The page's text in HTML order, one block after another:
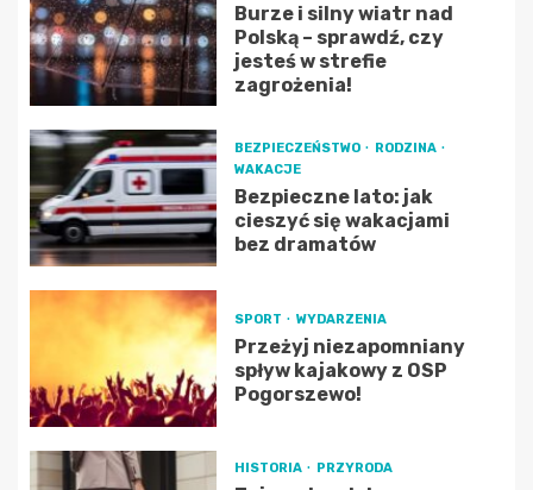
Burze i silny wiatr nad
Polską – sprawdź, czy
jesteś w strefie
zagrożenia!
BEZPIECZEŃSTWO
RODZINA
WAKACJE
Bezpieczne lato: jak
cieszyć się wakacjami
bez dramatów
SPORT WYDARZENIA
Przeżyj niezapomniany
spływ kajakowy z OSP
Pogorszewo!
HISTORIA PRZYRODA